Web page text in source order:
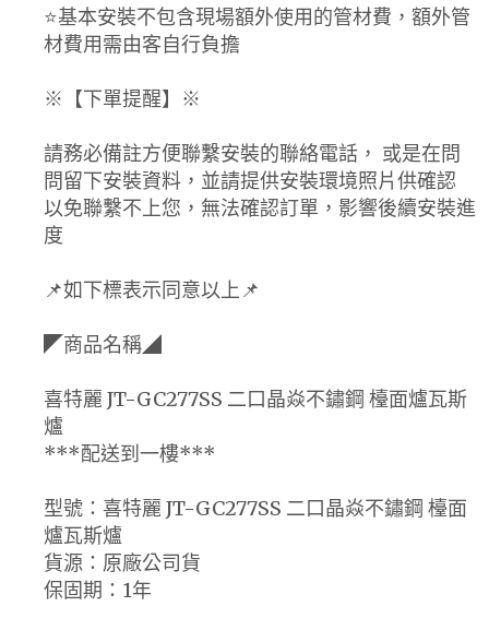
⭐️基本安裝不包含現場額外使用的管材費，額外管
材費用需由客自行負擔
※【下單提醒】※
請務必備註方便聯繫安裝的聯絡電話， 或是在問
問留下安裝資料，並請提供安裝環境照片供確認
以免聯繫不上您，無法確認訂單，影響後續安裝進
度
📌如下標表示同意以上📌
◤商品名稱◢
喜特麗 JT-GC277SS 二口晶焱不鏽鋼 檯面爐瓦斯
爐
***配送到一樓***
型號：喜特麗 JT-GC277SS 二口晶焱不鏽鋼 檯面
爐瓦斯爐
貨源：原廠公司貨
保固期：1年